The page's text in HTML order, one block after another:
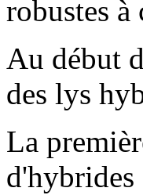
robustes
Au début
des lys
La
d'hybrides